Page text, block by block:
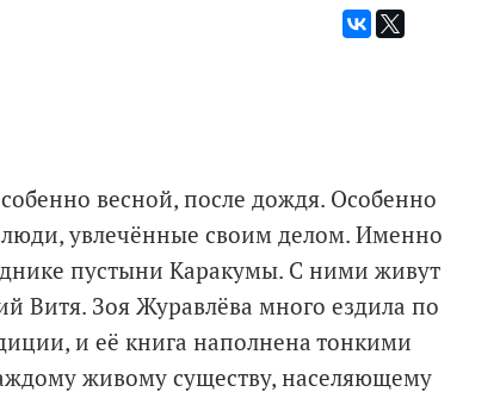
весной, после дождя. Особенно
увлечённые своим делом. Именно
пустыни Каракумы. С ними живут
Витя. Зоя Журавлёва много ездила по
и её книга наполнена тонкими
живому существу, населяющему